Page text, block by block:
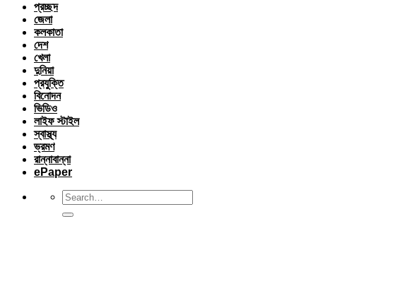
প্রচ্ছদ
জেলা
কলকাতা
দেশ
খেলা
দুনিয়া
প্রযুক্তি
বিনোদন
ভিডিও
লাইফ স্টাইল
স্বাস্থ্য
ভ্রমণ
রান্নাবান্না
ePaper